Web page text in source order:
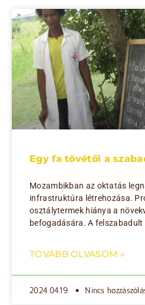
Egy fa tövétől a
Mozambikban az oktatás
infrastruktúra létrehozása.
osztálytermek hiánya a
befogadására. A
TOVÁBB OLVASOM »
2024.04.19. Nincs